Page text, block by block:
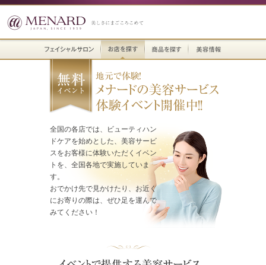
全国の各店では、ビューティハン
ドケアを始めとした、美容サービ
スをお客様に体験いただくイベン
トを、全国各地で実施していま
す。
おでかけ先で見かけたり、お近く
にお寄りの際は、ぜひ足を運んで
みてください！